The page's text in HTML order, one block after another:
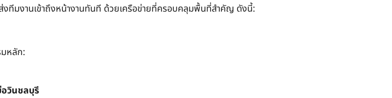
งทีมงานเข้าถึงหน้างานทันที ด้วยเครือข่ายที่ครอบคลุมพื้นที่สำคัญ ดังนี้:
มหลัก:
วินชลบุรี